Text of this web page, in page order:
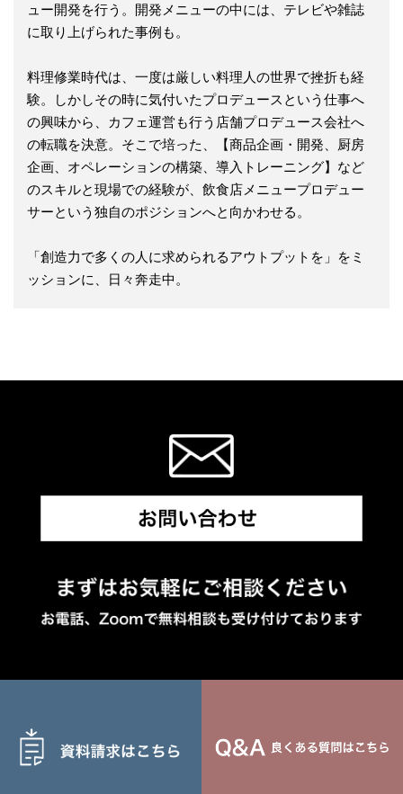
ュー開発を行う。開発メニューの中には、テレビや雑誌
に取り上げられた事例も。
料理修業時代は、一度は厳しい料理人の世界で挫折も経
験。しかしその時に気付いたプロデュースという仕事へ
の興味から、カフェ運営も行う店舗プロデュース会社へ
の転職を決意。そこで培った、【商品企画・開発、厨房
企画、オペレーションの構築、導入トレーニング】など
のスキルと現場での経験が、飲食店メニュープロデュー
サーという独自のポジションへと向かわせる。
「創造力で多くの人に求められるアウトプットを」をミ
ッションに、日々奔走中。